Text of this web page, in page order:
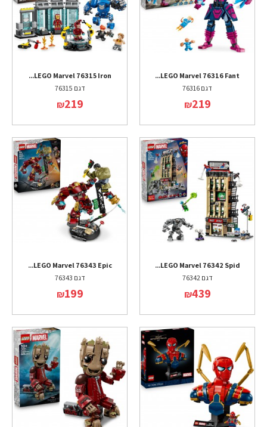
LEGO Marvel 76316 Fant...
דגם 76316
₪219
LEGO Marvel 76315 Iron...
דגם 76315
₪219
LEGO Marvel 76342 Spid...
דגם 76342
₪439
LEGO Marvel 76343 Epic...
דגם 76343
₪199